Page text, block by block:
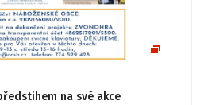
na své akce